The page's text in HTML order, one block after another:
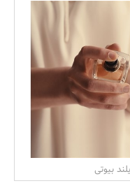
بانک، بیمه و سرمایه
مسکن و ساختمان
بیوتی